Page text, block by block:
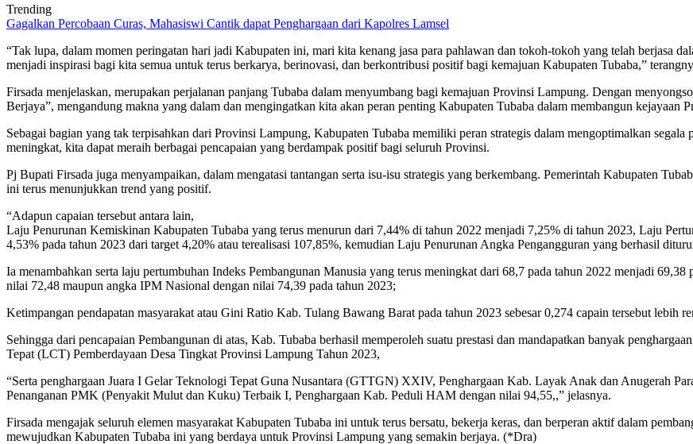
Trending
Gagalkan Percobaan Curas, Mahasiswi Cantik dapat Penghargaan dari Kapolres Lamsel
“Tak lupa, dalam momen peringatan hari jadi Kabupaten ini, mari kita kenang jasa para pahlawan dan tokoh-tokoh yang telah berjasa
menjadi inspirasi bagi kita semua untuk terus berkarya, berinovasi, dan berkontribusi positif bagi kemajuan Kabupaten Tubaba,”
Firsada menjelaskan, merupakan perjalanan panjang Tubaba dalam menyumbang bagi kemajuan Provinsi Lampung. Dengan
Berjaya”, mengandung makna yang dalam dan mengingatkan kita akan peran penting Kabupaten Tubaba dalam membangun kejayaan
Sebagai bagian yang tak terpisahkan dari Provinsi Lampung, Kabupaten Tubaba memiliki peran strategis dalam mengoptimalkan
meningkat, kita dapat meraih berbagai pencapaian yang berdampak positif bagi seluruh Provinsi.
Pj Bupati Firsada juga menyampaikan, dalam mengatasi tantangan serta isu-isu strategis yang berkembang. Pemerintah Kabupaten
ini terus menunjukkan trend yang positif.
“Adapun capaian tersebut antara lain,
Laju Penurunan Kemiskinan Kabupaten Tubaba yang terus menurun dari 7,44% di tahun 2022 menjadi 7,25% di tahun 2023, Laju
4,53% pada tahun 2023 dari target 4,20% atau terealisasi 107,85%, kemudian Laju Penurunan Angka Pengangguran yang berhasil
Ia menambahkan serta laju pertumbuhan Indeks Pembangunan Manusia yang terus meningkat dari 68,7 pada tahun 2022 menjadi
nilai 72,48 maupun angka IPM Nasional dengan nilai 74,39 pada tahun 2023;
Ketimpangan pendapatan masyarakat atau Gini Ratio Kab. Tulang Bawang Barat pada tahun 2023 sebesar 0,274 capain tersebut lebih
Sehingga dari pencapaian Pembangunan di atas, Kab. Tubaba berhasil memperoleh suatu prestasi dan mandapatkan banyak
Tepat (LCT) Pemberdayaan Desa Tingkat Provinsi Lampung Tahun 2023,
“Serta penghargaan Juara I Gelar Teknologi Tepat Guna Nusantara (GTTGN) XXIV, Penghargaan Kab. Layak Anak dan Anugerah
Penanganan PMK (Penyakit Mulut dan Kuku) Terbaik I, Penghargaan Kab. Peduli HAM dengan nilai 94,55,,” jelasnya.
Firsada mengajak seluruh elemen masyarakat Kabupaten Tubaba ini untuk terus bersatu, bekerja keras, dan berperan aktif dalam
mewujudkan Kabupaten Tubaba ini yang berdaya untuk Provinsi Lampung yang semakin berjaya. (*Dra)